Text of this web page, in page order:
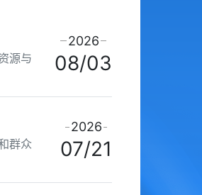
源与
2026
08/03
群众
2026
07/21